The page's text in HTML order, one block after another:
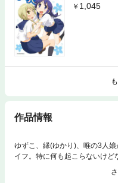
1,045
作品情報
ゆずこ、縁(ゆかり)、唯の3人
イフ。特に何も起こらないけど
ょっと身をまかせちゃったりし